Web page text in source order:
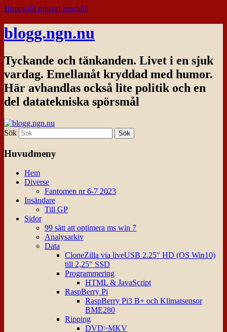
Hoppa till primärt innehåll
blogg.ngn.nu
Tyckande och tänkanden. Livet i en sjuk
vardag. Emellanåt kryddad med humor.
Här avhandlas också lite politik och en
del datatekniska spörsmål
Sök
Huvudmeny
Hem
Diverse
Fantomen nr 6-7 2023
Insändare
Till GP
Sidor
99 sätt att optimera ms win 7
Analysarkiv
Data
CloneZilla via liveUSB 2.25″ HD (OS Win10)
till 2,25″ SSD
Programmering
HTML & JavaScript
RaspBerry Pi
RaspBerry Pi3 B+ och Klimatsensor
BME280
Ripping
DVD>MKV